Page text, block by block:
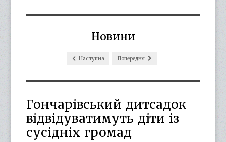
Новини
Наступна Попередня
Гончарівський дитсадок
відвідуватимуть діти із
сусідніх громад